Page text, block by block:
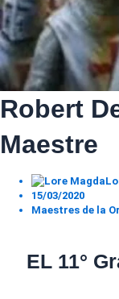
Robert
Maestre
15/03/2020
Maestres de la
EL 11°